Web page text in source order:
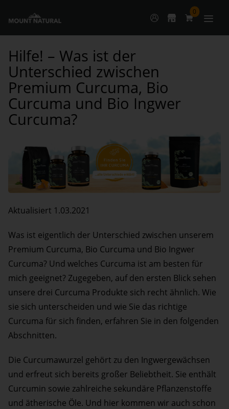
0
Hilfe! – Was ist der
Unterschied zwischen
Premium Curcuma, Bio
Curcuma und Bio Ingwer
Curcuma?
Aktualisiert 1.03.2021
Was ist eigentlich der Unterschied zwischen unserem
Premium Curcuma, Bio Curcuma und Bio Ingwer
Curcuma? Und welches Curcuma ist am besten für
mich geeignet? Zugegeben, auf den ersten Blick sehen
unsere drei Curcuma Produkte sich recht ähnlich. Wie
sie sich unterscheiden und wie Sie das richtige
Curcuma für sich finden, erfahren Sie in den folgenden
Abschnitten.
Die Curcumawurzel gehört zu den Ingwergewächsen
und erfreut sich bereits großer Beliebtheit. Sie enthält
Curcumin sowie zahlreiche sekundäre Pflanzenstoffe
und ätherische Öle. Und hier kommen wir auch schon